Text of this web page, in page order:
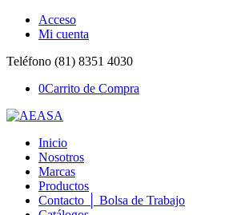
Acceso
Mi cuenta
Teléfono (81) 8351 4030
0Carrito de Compra
Inicio
Nosotros
Marcas
Productos
Contacto │ Bolsa de Trabajo